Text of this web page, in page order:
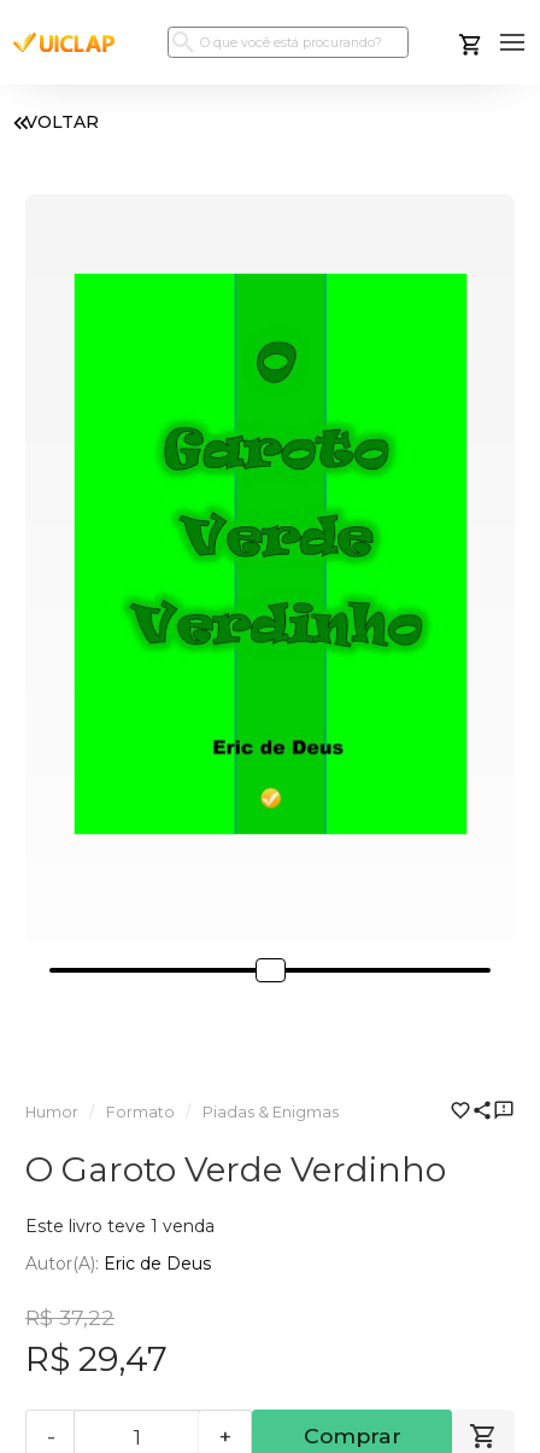
VOLTAR
Humor Formato Piadas & Enigmas
O Garoto Verde Verdinho
Este livro teve 1 venda
Autor(a): Eric de Deus
R$ 37,22
R$ 29,47
- + Comprar